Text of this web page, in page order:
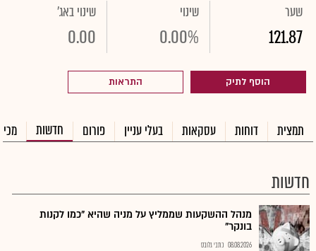
שער
121.87
שינוי
0.00%
שינוי באג'
0.00
הוסף לתיק התראות
תמצית דוחות עסקאות בעלי עניין פורום חדשות
חדשות
מנהל ההשקעות שממליץ על מניה שהיא "כמו לקנות
בונקר"
08.08.2026 כתבי גלובס